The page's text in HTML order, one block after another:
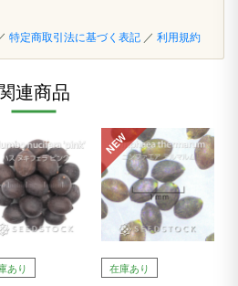
特定商取引法に基づく表記 ／ 利用規約
連商品
あり
NEW
在庫あり